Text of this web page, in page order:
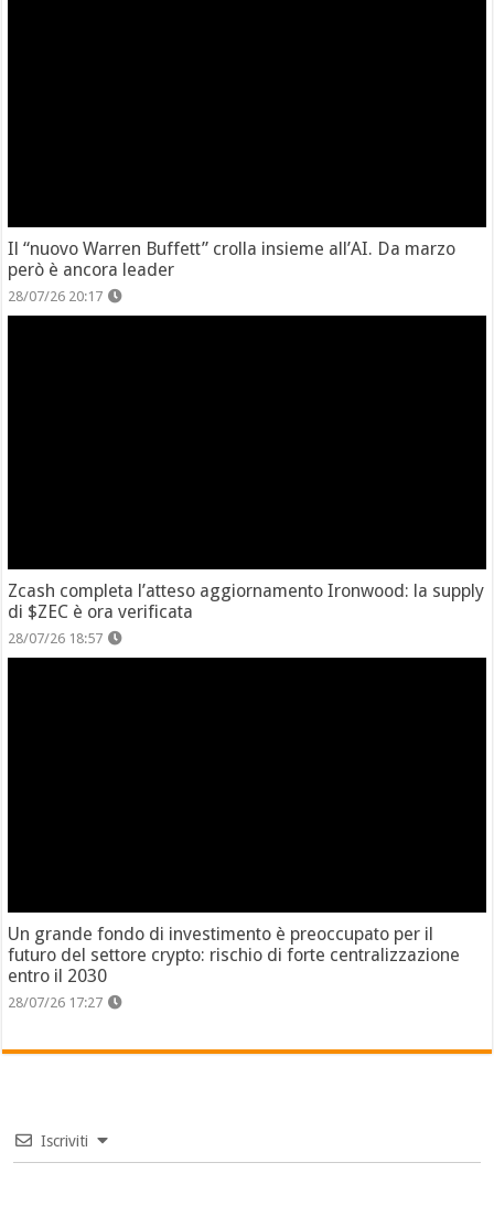
Il “nuovo Warren Buffett” crolla insieme all’AI. Da marzo
però è ancora leader
28/07/26 20:17
Zcash completa l’atteso aggiornamento Ironwood: la supply
di $ZEC è ora verificata
28/07/26 18:57
Un grande fondo di investimento è preoccupato per il
futuro del settore crypto: rischio di forte centralizzazione
entro il 2030
28/07/26 17:27
Iscriviti